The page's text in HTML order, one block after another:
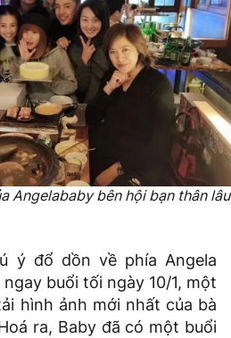
Angelababy bên hội bạn thân lâu
ý đổ dồn về phía Angela
buổi tối ngày 10/1, một
hình ảnh mới nhất của bà
ra, Baby đã có một buổi